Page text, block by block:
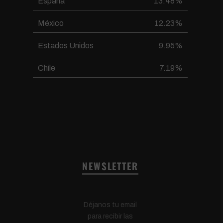
México 12.23%
Estados Unidos 9.95%
Chile 7.19%
NEWSLETTER
Déjanos tu email
para recibir las